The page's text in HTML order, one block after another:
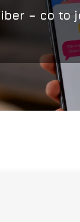
– co to